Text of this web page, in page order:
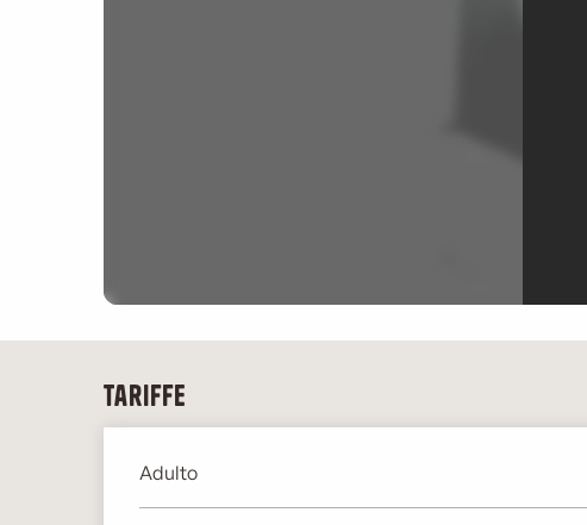
Tariffe
Tariffe 2026
Adulto